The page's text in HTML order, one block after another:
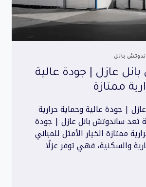
بانل
عازل | جودة عالية
ممتازة
| جودة عالية وحماية حرارية
تعد ساندوتش بانل عازل | جودة
ممتازة الخيار الأمثل للمباني
والسكنية، فهي توفر عزلًا